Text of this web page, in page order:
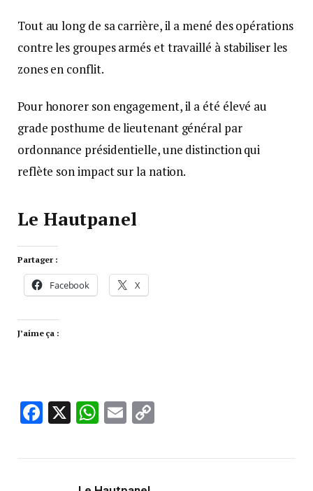
Tout au long de sa carrière, il a mené des opérations
contre les groupes armés et travaillé à stabiliser les
zones en conflit.
Pour honorer son engagement, il a été élevé au
grade posthume de lieutenant général par
ordonnance présidentielle, une distinction qui
reflète son impact sur la nation.
Le Hautpanel
Partager :
Facebook X
J’aime ça :
Facebook
X WhatsApp
Email